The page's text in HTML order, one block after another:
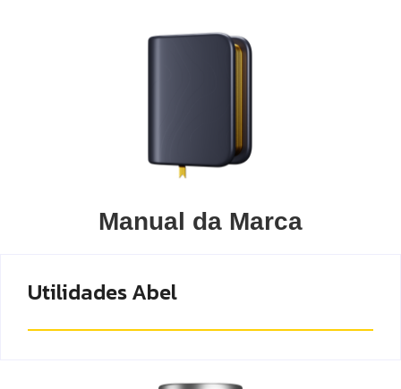
Manual da Marca
Utilidades Abel